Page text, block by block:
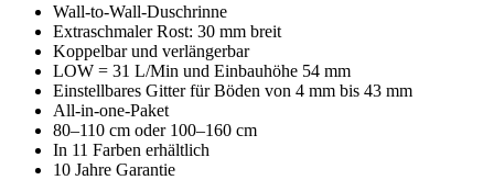
Wall-to-Wall-Duschrinne
Extraschmaler Rost: 30 mm breit
Koppelbar und verlängerbar
LOW = 31 L/Min und Einbauhöhe 54 mm
Einstellbares Gitter für Böden von 4 mm bis 43 mm
All-in-one-Paket
80–110 cm oder 100–160 cm
In 11 Farben erhältlich
10 Jahre Garantie